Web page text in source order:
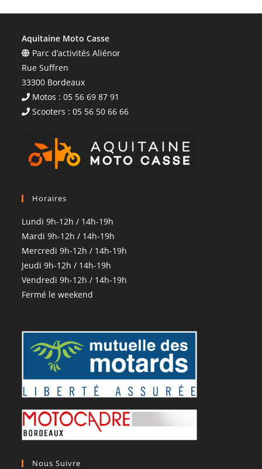
Aquitaine Moto Casse
Parc d’activités Aliénor
Rue Suffren
33300 Bordeaux
Motos : 05 56 69 87 91
Scooters : 05 56 50 66 66
Horaires
Lundi 9h-12h / 14h-19h
Mardi 9h-12h / 14h-19h
Mercredi 9h-12h / 14h-19h
Jeudi 9h-12h / 14h-19h
Vendredi 9h-12h / 14h-19h
Fermé le weekend
Nous Suivre